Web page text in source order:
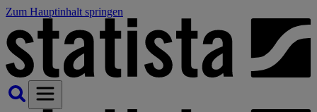
Zum Hauptinhalt springen